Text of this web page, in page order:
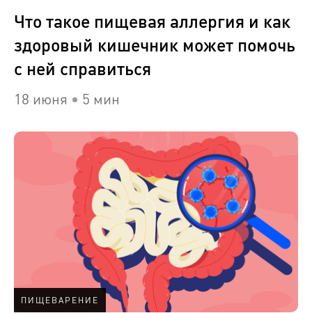
Что такое пищевая аллергия и как
здоровый кишечник может помочь
с ней справиться
18 июня 5 мин
ПИЩЕВАРЕНИЕ